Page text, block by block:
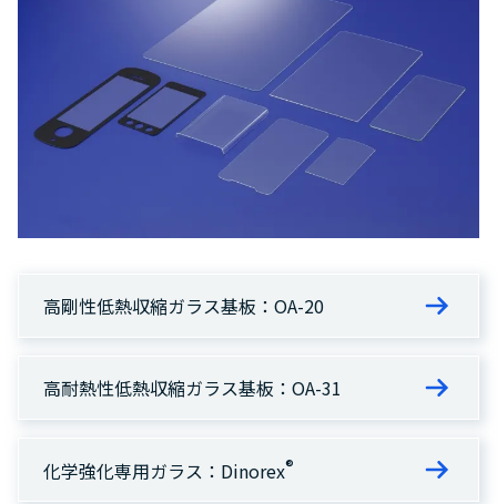
高剛性低熱収縮ガラス基板：OA-20
高耐熱性低熱収縮ガラス基板：OA-31
化学強化専用ガラス：Dinorex®